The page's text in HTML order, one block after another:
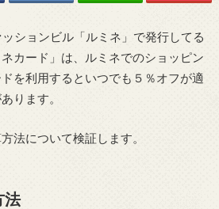
ションビル「ルミネ」で発行してる
カード」は、ルミネでのショッピン
を利用するといつでも５％オフが適
ります。
法について検証します。
法